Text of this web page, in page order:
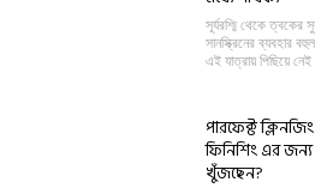
সূর্যরশ্মি থেকে ত্বকের
সানস্ক্রিনের ব্যবহার
এই যাত্রায় পিছিয়ে নেই
পারফেক্ট
ফিনিশিং এর
খুঁজছেন?